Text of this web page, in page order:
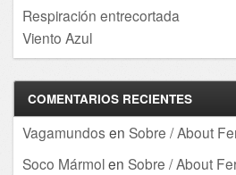
Respiración entrecortada
Viento Azul
COMENTARIOS RECIENTES
Vagamundos en Sobre / About
Soco Mármolen Sobre / About